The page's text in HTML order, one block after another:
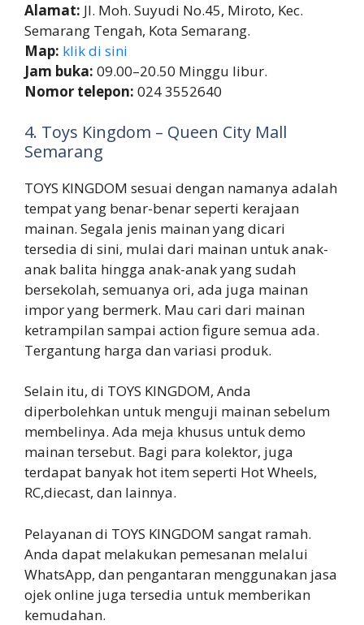
Alamat: Jl. Moh. Suyudi No.45, Miroto, Kec.
Semarang Tengah, Kota Semarang.
Map: klik di sini
Jam buka: 09.00–20.50 Minggu libur.
Nomor telepon: 024 3552640
4. Toys Kingdom – Queen City Mall
Semarang
TOYS KINGDOM sesuai dengan namanya adalah
tempat yang benar-benar seperti kerajaan
mainan. Segala jenis mainan yang dicari
tersedia di sini, mulai dari mainan untuk anak-
anak balita hingga anak-anak yang sudah
bersekolah, semuanya ori, ada juga mainan
impor yang bermerk. Mau cari dari mainan
ketrampilan sampai action figure semua ada.
Tergantung harga dan variasi produk.
Selain itu, di TOYS KINGDOM, Anda
diperbolehkan untuk menguji mainan sebelum
membelinya. Ada meja khusus untuk demo
mainan tersebut. Bagi para kolektor, juga
terdapat banyak hot item seperti Hot Wheels,
RC,diecast, dan lainnya.
Pelayanan di TOYS KINGDOM sangat ramah.
Anda dapat melakukan pemesanan melalui
WhatsApp, dan pengantaran menggunakan jasa
ojek online juga tersedia untuk memberikan
kemudahan.